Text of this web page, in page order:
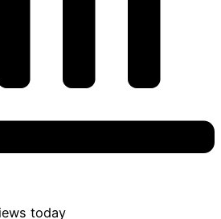
today